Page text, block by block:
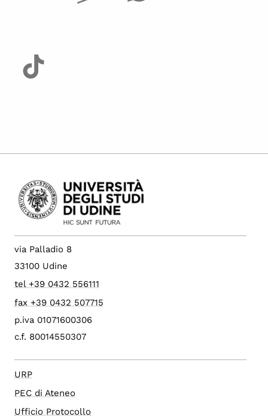
via Palladio 8
33100 Udine
tel +39 0432 556111
fax +39 0432 507715
p.iva 01071600306
c.f. 80014550307
URP
PEC di Ateneo
Ufficio Protocollo